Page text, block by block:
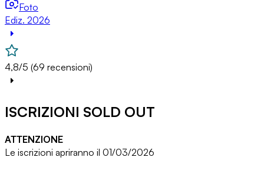
Foto
Ediz. 2026
4,8/5 (69 recensioni)
ISCRIZIONI SOLD OUT
ATTENZIONE
Le iscrizioni apriranno il 01/03/2026